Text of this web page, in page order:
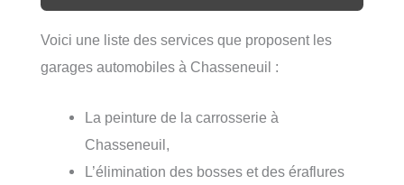
Voici une liste des services que proposent les
garages automobiles à Chasseneuil :
La peinture de la carrosserie à
Chasseneuil,
L’élimination des bosses et des éraflures